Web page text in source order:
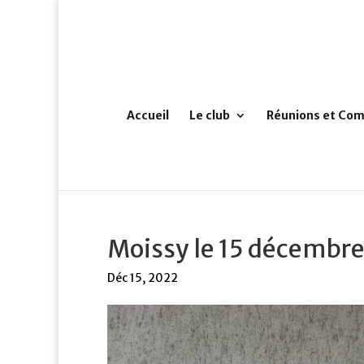
Accueil Le club Réunions et
Moissy le 15
Déc 15, 2022